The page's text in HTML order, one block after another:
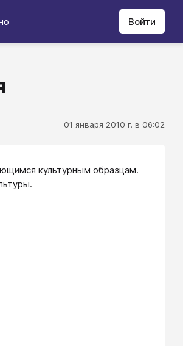
Войти
01 января 2010 г. в 06:02
культурным образцам.